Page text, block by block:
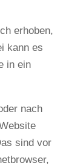
erhoben,
kann es
in ein
nach
sind vor